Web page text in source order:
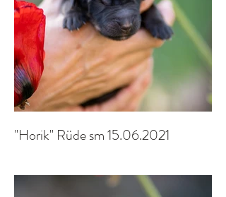
"Horik" Rüde sm 15.06.2021